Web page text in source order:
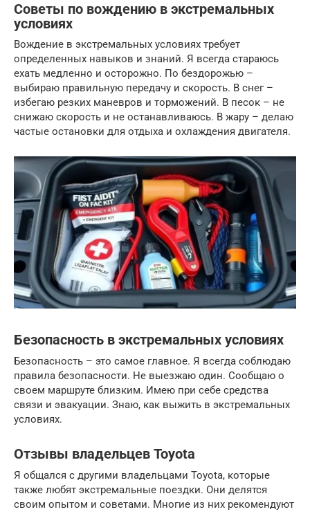
Советы по вождению в экстремальных
условиях
Вождение в экстремальных условиях требует
определенных навыков и знаний. Я всегда стараюсь
ехать медленно и осторожно. По бездорожью –
выбираю правильную передачу и скорость. В снег –
избегаю резких маневров и торможений. В песок – не
снижаю скорость и не останавливаюсь. В жару – делаю
частые остановки для отдыха и охлаждения двигателя.
Безопасность в экстремальных условиях
Безопасность – это самое главное. Я всегда соблюдаю
правила безопасности. Не выезжаю один. Сообщаю о
своем маршруте близким. Имею при себе средства
связи и эвакуации. Знаю, как выжить в экстремальных
условиях.
Отзывы владельцев Toyota
Я общался с другими владельцами Toyota, которые
также любят экстремальные поездки. Они делятся
своим опытом и советами. Многие из них рекомендуют